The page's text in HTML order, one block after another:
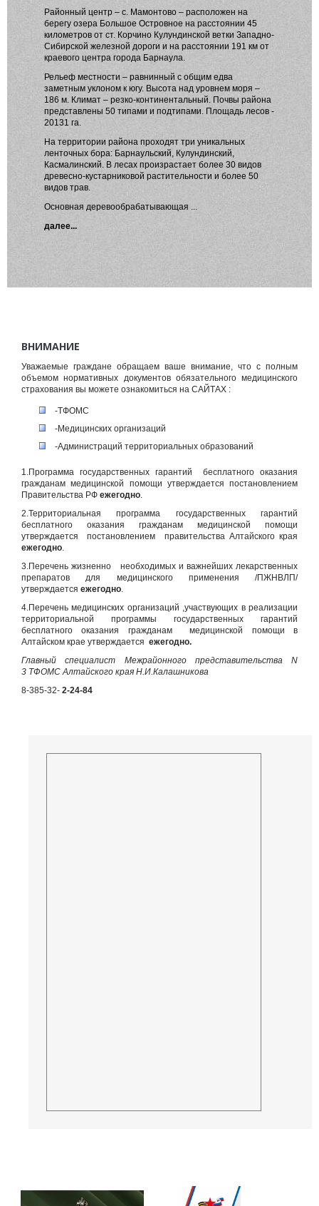
Районный центр – с. Мамонтово – расположен на
берегу озера Большое Островное на расстоянии 45
километров от ст. Корчино Кулундинской ветки Западно-
Сибирской железной дороги и на расстоянии 191 км от
краевого центра города Барнаула.
Рельеф местности – равнинный с общим едва
заметным уклоном к югу. Высота над уровнем моря –
186 м. Климат – резко-континентальный. Почвы района
представлены 50 типами и подтипами. Площадь лесов -
20131 га.
На территории района проходят три уникальных
ленточных бора: Барнаульский, Кулундинский,
Касмалинский. В лесах произрастает более 30 видов
древесно-кустарниковой растительности и более 50
видов трав.
Основная деревообрабатывающая ...
далее...
ВНИМАНИЕ
Уважаемые граждане обращаем ваше внимание, что с полным
объемом нормативных документов обязательного медицинского
страхования вы можете ознакомиться на САЙТАХ :
-ТФОМС
-Медицинских организаций
-Администраций территориальных образований
1.Программа государственных гарантий бесплатного оказания
гражданам медицинской помощи утверждается постановлением
Правительства РФ ежегодно.
2.Территориальная программа государственных гарантий
бесплатного оказания гражданам медицинской помощи
утверждается постановлением правительства Алтайского края
ежегодно.
3.Перечень жизненно необходимых и важнейших лекарственных
препаратов для медицинского применения /ПЖНВЛП/
утверждается ежегодно.
4.Перечень медицинских организаций ,участвующих в реализации
территориальной программы государственных гарантий
бесплатного оказания гражданам медицинской помощи в
Алтайском крае утверждается ежегодно.
Главный специалист Межрайонного представительства N
3 ТФОМС Алтайского края Н.И.Калашникова
8-385-32- 2-24-84